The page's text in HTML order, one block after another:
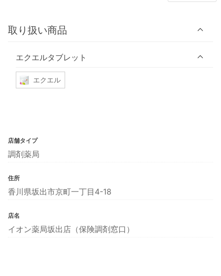
取り扱い商品
エクエルタブレット
エクエル
店舗タイプ
調剤薬局
住所
香川県坂出市京町一丁目4-18
店名
イオン薬局坂出店（保険調剤窓口）